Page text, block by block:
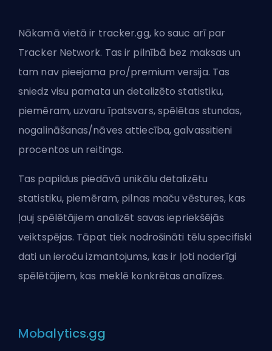
Nākamā vietā ir tracker.gg, ko sauc arī par
Tracker Network. Tas ir pilnībā bez maksas un
tam nav pieejama pro/premium versija. Tas
sniedz visu pamata un detalizēto statistiku,
piemēram, uzvaru īpatsvars, spēlētas stundas,
nogalināšanas/nāves attiecība, galvassitieni
procentos un reitings.
Tas papildus piedāvā unikālu detalizētu
statistiku, piemēram, pilnas maču vēstures, kas
ļauj spēlētājiem analizēt savas iepriekšējās
veiktspējas. Tāpat tiek nodrošināti tēlu specifiski
dati un ieroču izmantojums, kas ir ļoti noderīgi
spēlētājiem, kas meklē konkrētas analīzes.
Mobalytics.gg